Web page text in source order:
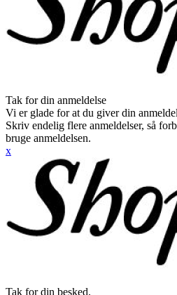
Tak for din anmeldelse
Vi er glade for at du giver din
Skriv endelig flere anmeldelser, så
bruge anmeldelsen.
x
Tak for din besked.